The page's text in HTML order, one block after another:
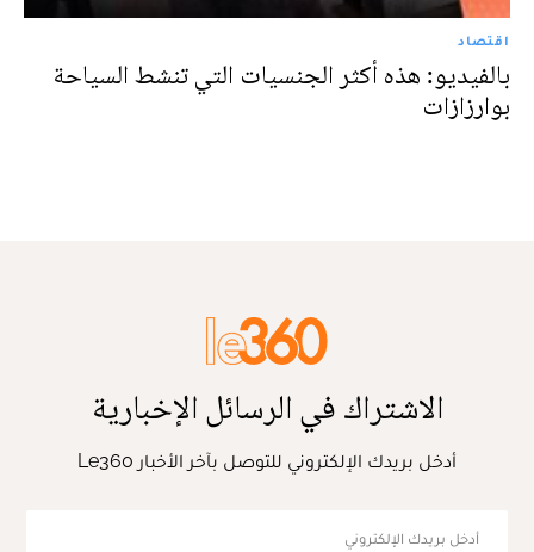
اقتصاد
بالفيديو: هذه أكثر الجنسيات التي تنشط السياحة
بوارزازات
الاشتراك في الرسائل الإخبارية
أدخل بريدك الإلكتروني للتوصل بآخر الأخبار Le360